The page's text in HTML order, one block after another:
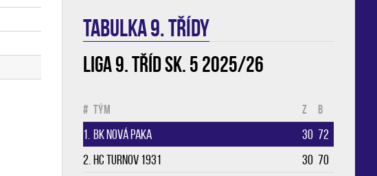
TABULKA 9. třídy
Liga 9. tříd sk. 5 2025/26
# Tým Z B
1. BK Nová Paka 30 72
2. HC Turnov 1931 30 70